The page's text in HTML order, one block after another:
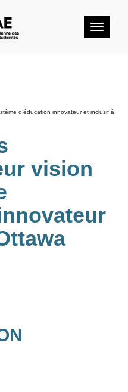
d’éducation innovateur et inclusif à
vision